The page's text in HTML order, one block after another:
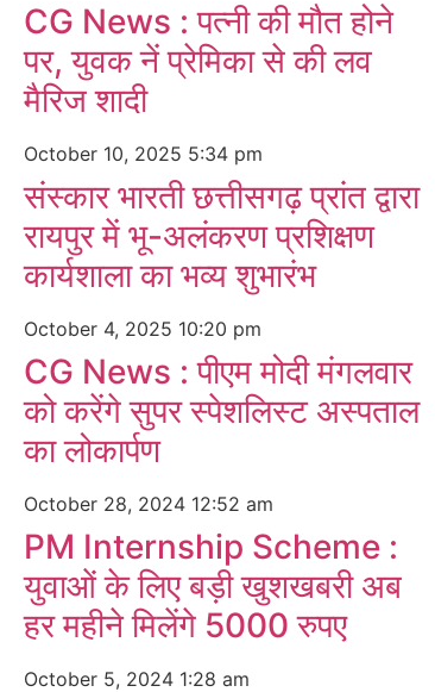
CG News : पत्नी की मौत होने
पर, युवक नें प्रेमिका से की लव
मैरिज शादी
October 10, 2025 5:34 pm
संस्कार भारती छत्तीसगढ़ प्रांत द्वारा
रायपुर में भू-अलंकरण प्रशिक्षण
कार्यशाला का भव्य शुभारंभ
October 4, 2025 10:20 pm
CG News : पीएम मोदी मंगलवार
को करेंगे सुपर स्पेशलिस्ट अस्पताल
का लोकार्पण
October 28, 2024 12:52 am
PM Internship Scheme :
युवाओं के लिए बड़ी खुशखबरी अब
हर महीने मिलेंगे 5000 रुपए
October 5, 2024 1:28 am